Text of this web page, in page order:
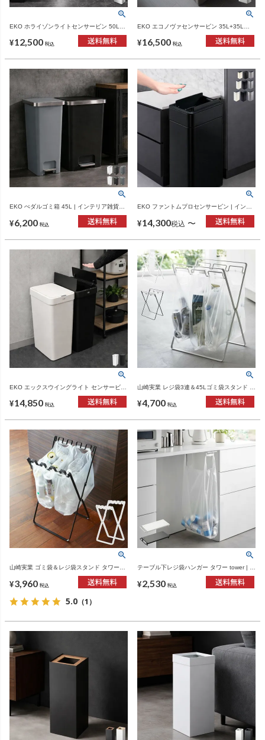
EKO ホライゾンライトセンサービン 50L
¥12,500 税込
EKO エコノヴァセンサービン 35L+35L
¥16,500 税込
EKO ぺダルゴミ箱 45L | インテリア雑貨・
¥6,200 税込
EKO ファントムプロセンサービン | インテ
¥14,300税込 〜
EKO エックスウイングライト センサービン
¥14,850 税込
山崎実業 レジ袋3連＆45Lゴミ袋スタンド タ
¥4,700 税込
山崎実業 ゴミ袋＆レジ袋スタンド タワー
tower | インテリア雑貨・タワーシリーズ・
ゴミ箱
¥3,960 税込
5.0 （1）
テーブル下レジ袋ハンガー タワー tower | イ
ンテリア雑貨・タワーシリーズ・ゴミ箱
¥2,530 税込